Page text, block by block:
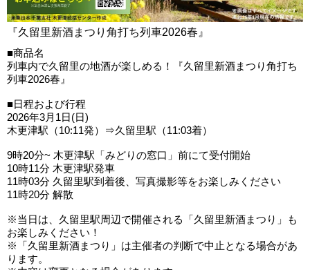
『久留里新酒まつり角打ち列車2026春』
■商品名
列車内で久留里の地酒が楽しめる！『久留里新酒まつり角打ち
列車2026春』
■日程および行程
2026年3月1日(日)
木更津駅（10:11発）⇒久留里駅（11:03着）
9時20分~ 木更津駅「みどりの窓口」前にて受付開始
10時11分 木更津駅発車
11時03分 久留里駅到着後、写真撮影等をお楽しみください
11時20分 解散
※当日は、久留里駅周辺で開催される「久留里新酒まつり」も
お楽しみください！
※「久留里新酒まつり」は主催者の判断で中止となる場合があ
ります。